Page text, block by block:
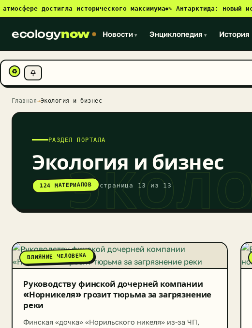
достигла исторического максимума●✎ Антарктида: новый
ecologynow Новости ▾ Энциклопедия ▾ История
♻
Главная→Экология и бизнес
РАЗДЕЛ ПОРТАЛА
Экология и бизнес
124 МАТЕРИАЛОВ страница 13 из 13
ВЛИЯНИЕ ЧЕЛОВЕКА
Руководству финской дочерней компании
«Норникеля» грозит тюрьма за загрязнение
реки
Финская «дочка» «Норильского никеля» из-за ЧП,